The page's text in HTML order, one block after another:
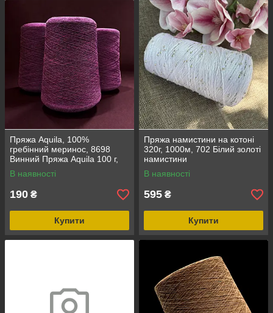
Пряжа Aquila, 100%
гребінний меринос, 8698
Винний Пряжа Aquila 100 г,
100% гребінний меринос
В наявності
190 ₴
Купити
Пряжа намистини на котоні
320г, 1000м, 702 Білий золоті
намистини
В наявності
595 ₴
Купити